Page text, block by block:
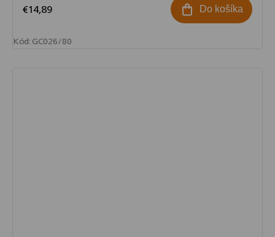
€14,89 Do košíka
Kód:GC026/80